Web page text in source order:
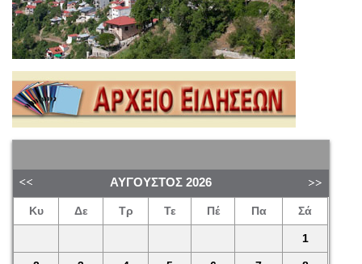
ΑΎΓΟΥΣΤΟΣ 2026
Κυ Δε Τρ Τε Πέ Πα Σά
1